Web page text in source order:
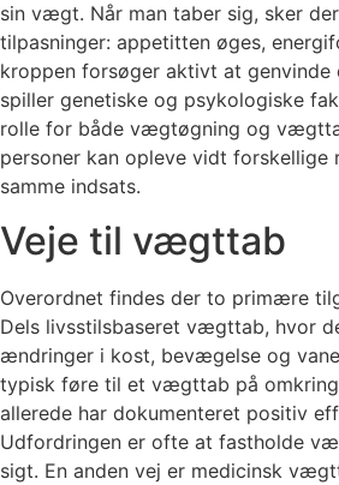
sin vægt. Når man taber sig, sker
tilpasninger: appetitten øges,
kroppen forsøger aktivt at genvinde
spiller genetiske og psykologiske
rolle for både vægtøgning og
personer kan opleve vidt forskellige
samme indsats.
Veje til vægttab
Overordnet findes der to primære
Dels livsstilsbaseret vægttab, hvor
ændringer i kost, bevægelse og
typisk føre til et vægttab på omkring
allerede har dokumenteret positiv
Udfordringen er ofte at fastholde
sigt. En anden vej er medicinsk